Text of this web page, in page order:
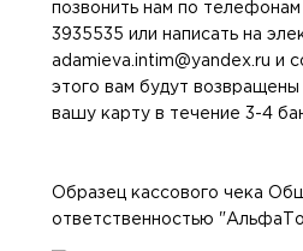
позвонить нам по
3935535 или написать на
adamieva.intim@yandex.ru и
этого вам будут
вашу карту в течение 3-4
Образец кассового чека
ответственностью